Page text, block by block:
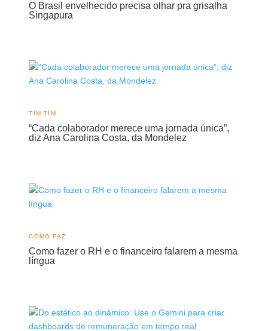
O Brasil envelhecido precisa olhar pra grisalha
Singapura
“Cada colaborador merece uma jornada única”,
diz Ana Carolina Costa, da Mondelez
TIM TIM
Como fazer o RH e o financeiro falarem a mesma
língua
COMO FAZ